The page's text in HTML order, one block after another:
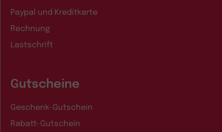
Paypal und Kreditkarte
Rechnung
Lastschrift
Gutscheine
Geschenk-Gutschein
Rabatt-Gutschein